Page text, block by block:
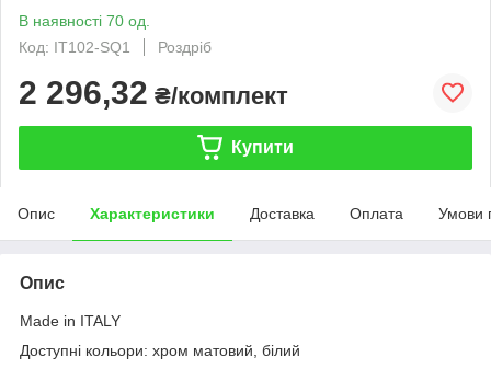
В наявності 70 од.
Код: IT102-SQ1
Роздріб
2 296,32 ₴/комплект
Купити
Опис Характеристики Доставка Оплата Умови
Опис
Made in ITALY
Доступні кольори: хром матовий, білий